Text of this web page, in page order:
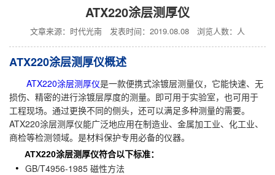
ATX220涂层测厚仪
文章来源：时代光南 发表时间：2019.08.08 浏览人数： 人
ATX220涂层测厚仪概述
ATX220涂层测厚仪是一款便携式涂镀层测量仪，它能快速、无
损伤、精密的进行涂镀层厚度的测量。即可用于实验室，也可用于
工程现场。通过更换不同的侧头，还可以满足多种测量的需要。
ATX220涂层测厚仪能广泛地应用在制造业、金属加工业、化工业、
商检等检测领域。是材料保护专用必备的仪器。
ATX220涂层测厚仪符合以下标准：
GB/T4956-1985 磁性方法